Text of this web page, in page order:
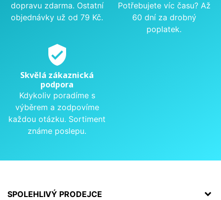
dopravu zdarma. Ostatní
objednávky už od 79 Kč.
Potřebujete víc času? Až
60 dní za drobný
poplatek.
verified_user
Skvělá zákaznická
podpora
Kdykoliv poradíme s
výběrem a zodpovíme
každou otázku. Sortiment
známe poslepu.
SPOLEHLIVÝ PRODEJCE